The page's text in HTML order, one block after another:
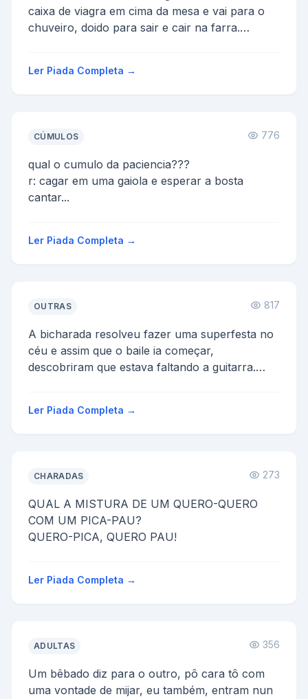
caixa de viagra em cima da mesa e vai para o
chuveiro, doido para sair e cair na farra.
Ler Piada Completa →
CÚMULOS 776
qual o cumulo da paciencia???
r: cagar em uma gaiola e esperar a bosta
cantar...
Ler Piada Completa →
OUTRAS 817
A bicharada resolveu fazer uma superfesta no
céu e assim que o baile ia começar,
descobriram que estava faltando a guitarra.
Ler Piada Completa →
CHARADAS 273
QUAL A MISTURA DE UM QUERO-QUERO
COM UM PICA-PAU?
QUERO-PICA, QUERO PAU!
Ler Piada Completa →
ADULTAS 356
Um bêbado diz para o outro, pô cara tô com
uma vontade de mijar, eu também, entram nun